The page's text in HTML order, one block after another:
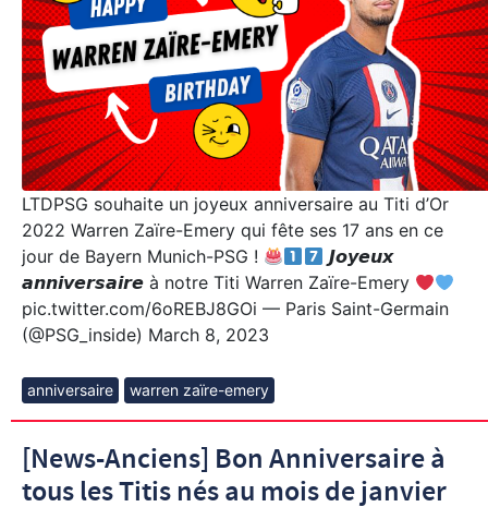
LTDPSG souhaite un joyeux anniversaire au Titi d’Or
2022 Warren Zaïre-Emery qui fête ses 17 ans en ce
jour de Bayern Munich-PSG !
𝙅𝙤𝙮𝙚𝙪𝙭
𝙖𝙣𝙣𝙞𝙫𝙚𝙧𝙨𝙖𝙞𝙧𝙚 à notre Titi Warren Zaïre-Emery
pic.twitter.com/6oREBJ8GOi — Paris Saint-Germain
(@PSG_inside) March 8, 2023
anniversaire warren zaïre-emery
[News-Anciens] Bon Anniversaire à
tous les Titis nés au mois de janvier